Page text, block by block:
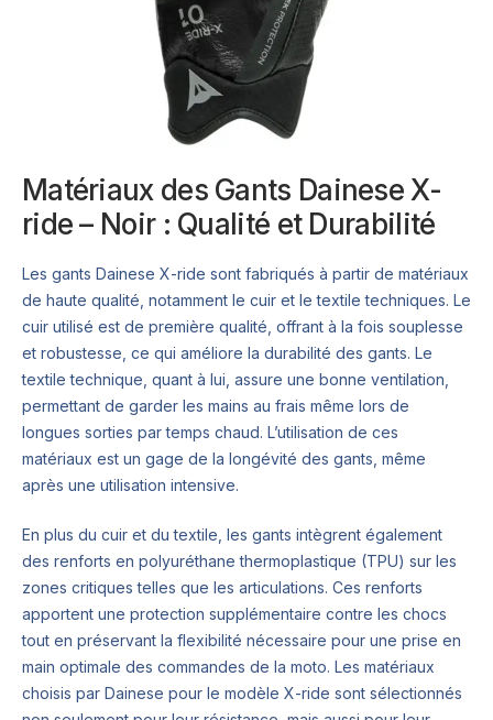
Matériaux des Gants Dainese X-
ride – Noir : Qualité et Durabilité
Les gants Dainese X-ride sont fabriqués à partir de matériaux
de haute qualité, notamment le cuir et le textile techniques. Le
cuir utilisé est de première qualité, offrant à la fois souplesse
et robustesse, ce qui améliore la durabilité des gants. Le
textile technique, quant à lui, assure une bonne ventilation,
permettant de garder les mains au frais même lors de
longues sorties par temps chaud. L’utilisation de ces
matériaux est un gage de la longévité des gants, même
après une utilisation intensive.
En plus du cuir et du textile, les gants intègrent également
des renforts en polyuréthane thermoplastique (TPU) sur les
zones critiques telles que les articulations. Ces renforts
apportent une protection supplémentaire contre les chocs
tout en préservant la flexibilité nécessaire pour une prise en
main optimale des commandes de la moto. Les matériaux
choisis par Dainese pour le modèle X-ride sont sélectionnés